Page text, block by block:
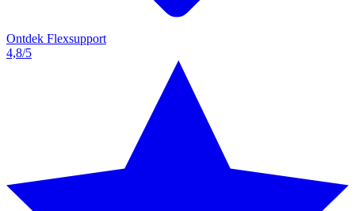
Ontdek Flexsupport